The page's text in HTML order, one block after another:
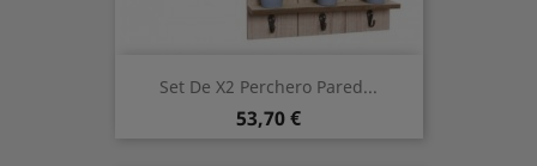
Set De X2 Perchero Pared...
Preis
53,70 €